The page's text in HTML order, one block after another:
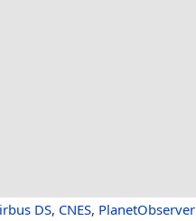
DS, CNES, PlanetObserver